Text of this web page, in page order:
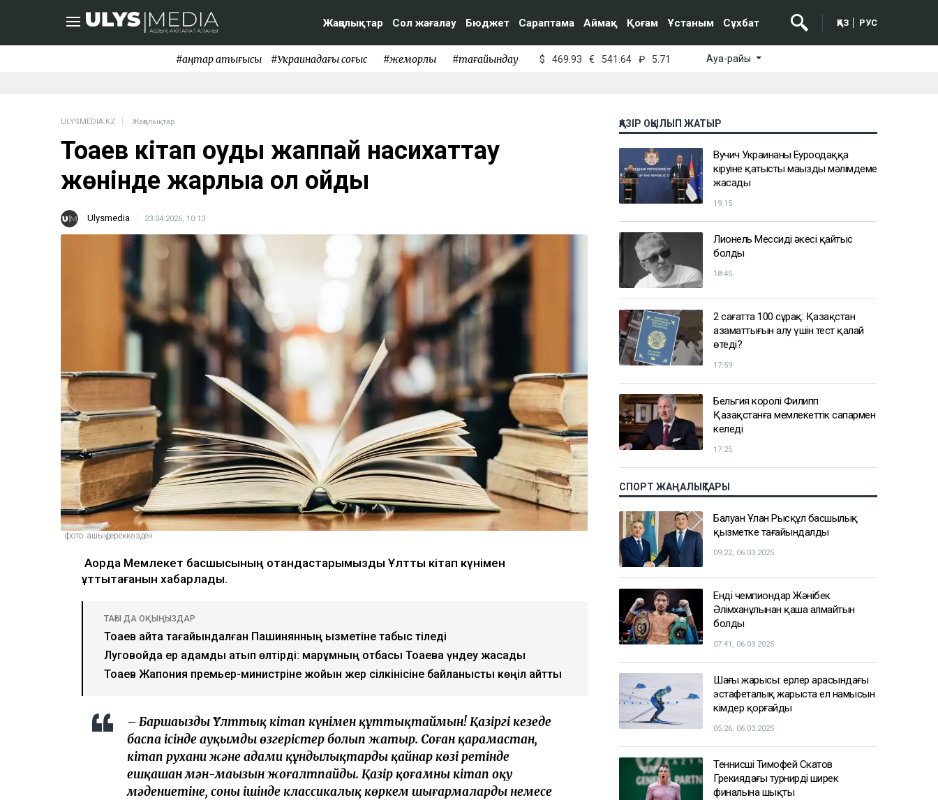
Жаңалықтар Сол жағалау Бюджет Сараптама Аймақ Қоғам Ұстаным Сұхбат ҚАЗ РУС
#қаңтар қақтығысы #Украинадағы соғыс #жемқорлық #тағайындау $ 469.93 € 541.64 ₽ 5.71 Ауа-райы
ULYSMEDIA.KZ Жаңалықтар
Тоқаев кітап оқуды жаппай насихаттау
жөнінде жарлыққа қол қойды
Ulysmedia 23.04.2026, 10:13
фото: ашық дереккөзден
Ақорда Мемлекет басшысының отандастарымызды Ұлттық кітап күнімен
құттықтағанын хабарлады.
ТАҒЫ ДА ОҚЫҢЫЗДАР
Тоқаев қайта тағайындалған Пашинянның қызметіне табыс тіледі
Луговойда ер адамды атып өлтірді: марқұмның отбасы Тоқаевқа үндеу жасады
Тоқаев Жапония премьер-министріне жойқын жер сілкінісіне байланысты көңіл айтты
– Баршаңызды Ұлттық кітап күнімен құттықтаймын! Қазіргі кезеңде
баспа ісінде ауқымды өзгерістер болып жатыр. Соған қарамастан,
кітап рухани және адами құндылықтардың қайнар көзі ретінде
ешқашан мән-маңызын жоғалтпайды. Қазір қоғамның кітап оқу
мәдениетіне, соның ішінде классикалық көркем шығармаларды немесе
ҚАЗІР ОҚЫЛЫП ЖАТЫР
Вучич Украинаның Еуроодаққа
кіруіне қатысты маңызды мәлімдеме
жасады
19:15
Лионель Мессидің әкесі қайтыс
болды
18:45
2 сағатта 100 сұрақ: Қазақстан
азаматтығын алу үшін тест қалай
өтеді?
17:59
Бельгия королі Филипп
Қазақстанға мемлекеттік сапармен
келеді
17:25
СПОРТ ЖАҢАЛЫҚТАРЫ
Балуан Ұлан Рысқұл басшылық
қызметке тағайындалды
09:22, 06.03.2025
Енді чемпиондар Жәнібек
Әлімханұлынан қаша алмайтын
болды
07:41, 06.03.2025
Шаңғы жарысы: ерлер арасындағы
эстафеталық жарыста ел намысын
кімдер қорғайды
05:26, 06.03.2025
Теннисші Тимофей Скатов
Грекиядағы турнирдің ширек
финалына шықты